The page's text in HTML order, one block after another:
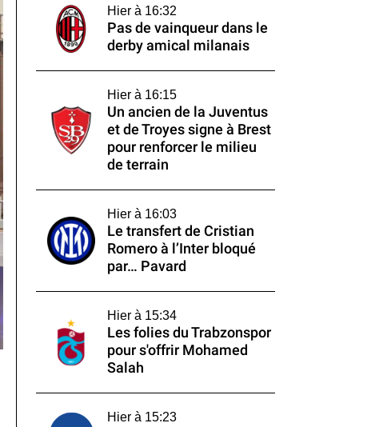
Hier à 16:32
Pas de vainqueur dans le
derby amical milanais
Hier à 16:15
Un ancien de la Juventus
et de Troyes signe à Brest
pour renforcer le milieu
de terrain
Hier à 16:03
Le transfert de Cristian
Romero à l’Inter bloqué
par… Pavard
Hier à 15:34
Les folies du Trabzonspor
pour s'offrir Mohamed
Salah
Hier à 15:23